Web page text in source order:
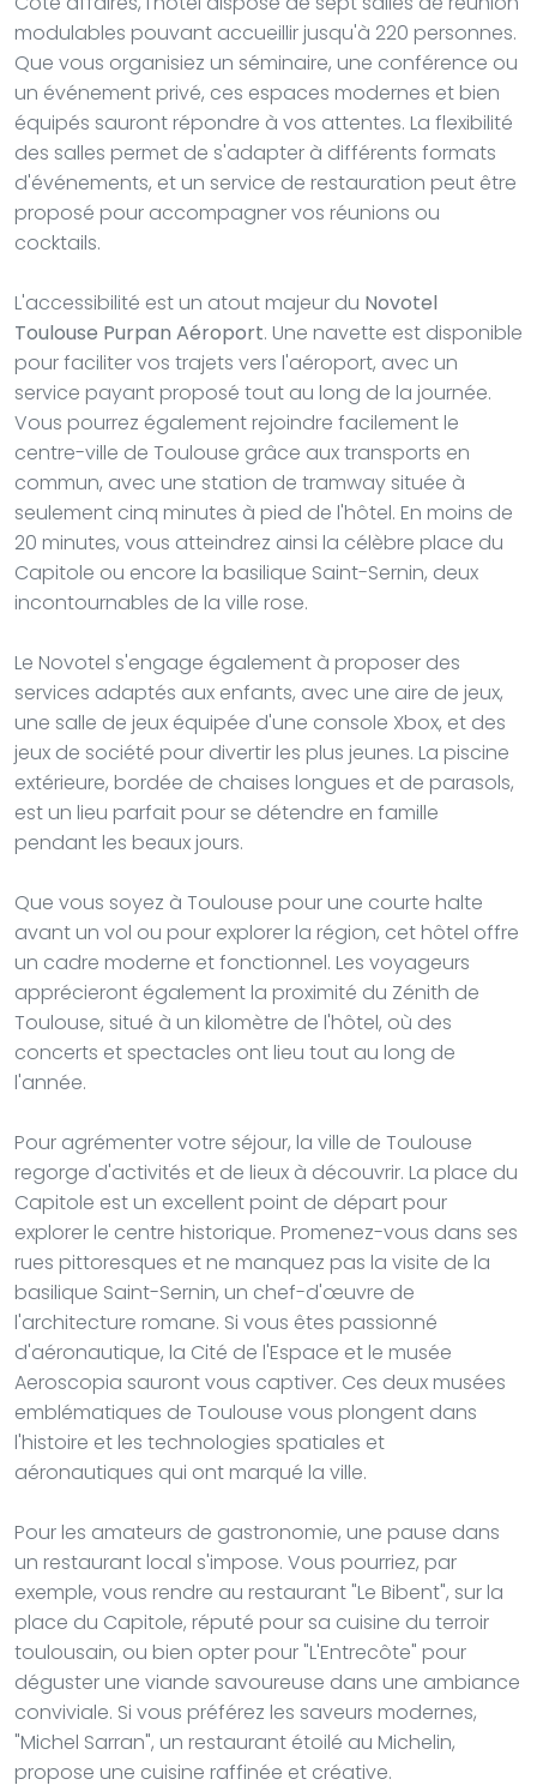
modulables pouvant accueillir jusqu'à 220 personnes.
Que vous organisiez un séminaire, une conférence ou
un événement privé, ces espaces modernes et bien
équipés sauront répondre à vos attentes. La flexibilité
des salles permet de s'adapter à différents formats
d'événements, et un service de restauration peut être
proposé pour accompagner vos réunions ou
cocktails.
L'accessibilité est un atout majeur du Novotel
Toulouse Purpan Aéroport. Une navette est disponible
pour faciliter vos trajets vers l'aéroport, avec un
service payant proposé tout au long de la journée.
Vous pourrez également rejoindre facilement le
centre-ville de Toulouse grâce aux transports en
commun, avec une station de tramway située à
seulement cinq minutes à pied de l'hôtel. En moins de
20 minutes, vous atteindrez ainsi la célèbre place du
Capitole ou encore la basilique Saint-Sernin, deux
incontournables de la ville rose.
Le Novotel s'engage également à proposer des
services adaptés aux enfants, avec une aire de jeux,
une salle de jeux équipée d'une console Xbox, et des
jeux de société pour divertir les plus jeunes. La piscine
extérieure, bordée de chaises longues et de parasols,
est un lieu parfait pour se détendre en famille
pendant les beaux jours.
Que vous soyez à Toulouse pour une courte halte
avant un vol ou pour explorer la région, cet hôtel offre
un cadre moderne et fonctionnel. Les voyageurs
apprécieront également la proximité du Zénith de
Toulouse, situé à un kilomètre de l'hôtel, où des
concerts et spectacles ont lieu tout au long de
l'année.
Pour agrémenter votre séjour, la ville de Toulouse
regorge d'activités et de lieux à découvrir. La place du
Capitole est un excellent point de départ pour
explorer le centre historique. Promenez-vous dans ses
rues pittoresques et ne manquez pas la visite de la
basilique Saint-Sernin, un chef-d'œuvre de
l'architecture romane. Si vous êtes passionné
d'aéronautique, la Cité de l'Espace et le musée
Aeroscopia sauront vous captiver. Ces deux musées
emblématiques de Toulouse vous plongent dans
l'histoire et les technologies spatiales et
aéronautiques qui ont marqué la ville.
Pour les amateurs de gastronomie, une pause dans
un restaurant local s'impose. Vous pourriez, par
exemple, vous rendre au restaurant "Le Bibent", sur la
place du Capitole, réputé pour sa cuisine du terroir
toulousain, ou bien opter pour "L'Entrecôte" pour
déguster une viande savoureuse dans une ambiance
conviviale. Si vous préférez les saveurs modernes,
"Michel Sarran", un restaurant étoilé au Michelin,
propose une cuisine raffinée et créative.